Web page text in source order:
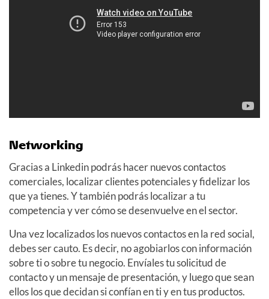
Networking
Gracias a Linkedin podrás hacer nuevos contactos
comerciales, localizar clientes potenciales y fidelizar los
que ya tienes. Y también podrás localizar a tu
competencia y ver cómo se desenvuelve en el sector.
Una vez localizados los nuevos contactos en la red social,
debes ser cauto. Es decir, no agobiarlos con información
sobre ti o sobre tu negocio. Envíales tu solicitud de
contacto y un mensaje de presentación, y luego que sean
ellos los que decidan si confían en ti y en tus productos.